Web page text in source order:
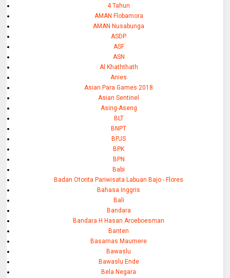
4 Tahun
AMAN Flobamora
AMAN Nusabunga
ASDP
ASF
ASN
Al Khaththath
Anies
Asian Para Games 2018
Asian Sentinel
Asing-Aseng
BLT
BNPT
BPJS
BPK
BPN
Babi
Badan Otorita Pariwisata Labuan Bajo - Flores
Bahasa Inggris
Bali
Bandara
Bandara H Hasan Aroeboesman
Banten
Basarnas Maumere
Bawaslu
Bawaslu Ende
Bela Negara